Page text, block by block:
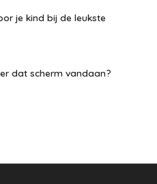
je kind bij de leukste
dat scherm vandaan?